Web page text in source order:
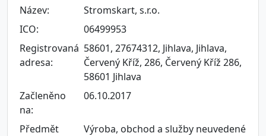
Název:
Stromskart, s.r.o.
ICO:
06499953
Registrovaná
adresa:
58601, 27674312, Jihlava, Jihlava,
Červený Kříž, 286, Červený Kříž 286,
58601 Jihlava
Začleněno
na:
06.10.2017
Předmět
Výroba, obchod a služby neuvedené